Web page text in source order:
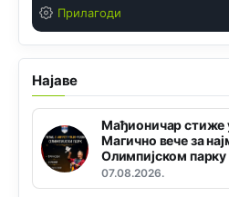
Прилагоди
Најаве
Мађионичар стиже
Магично вече за
Олимпијском парку
07.08.2026.